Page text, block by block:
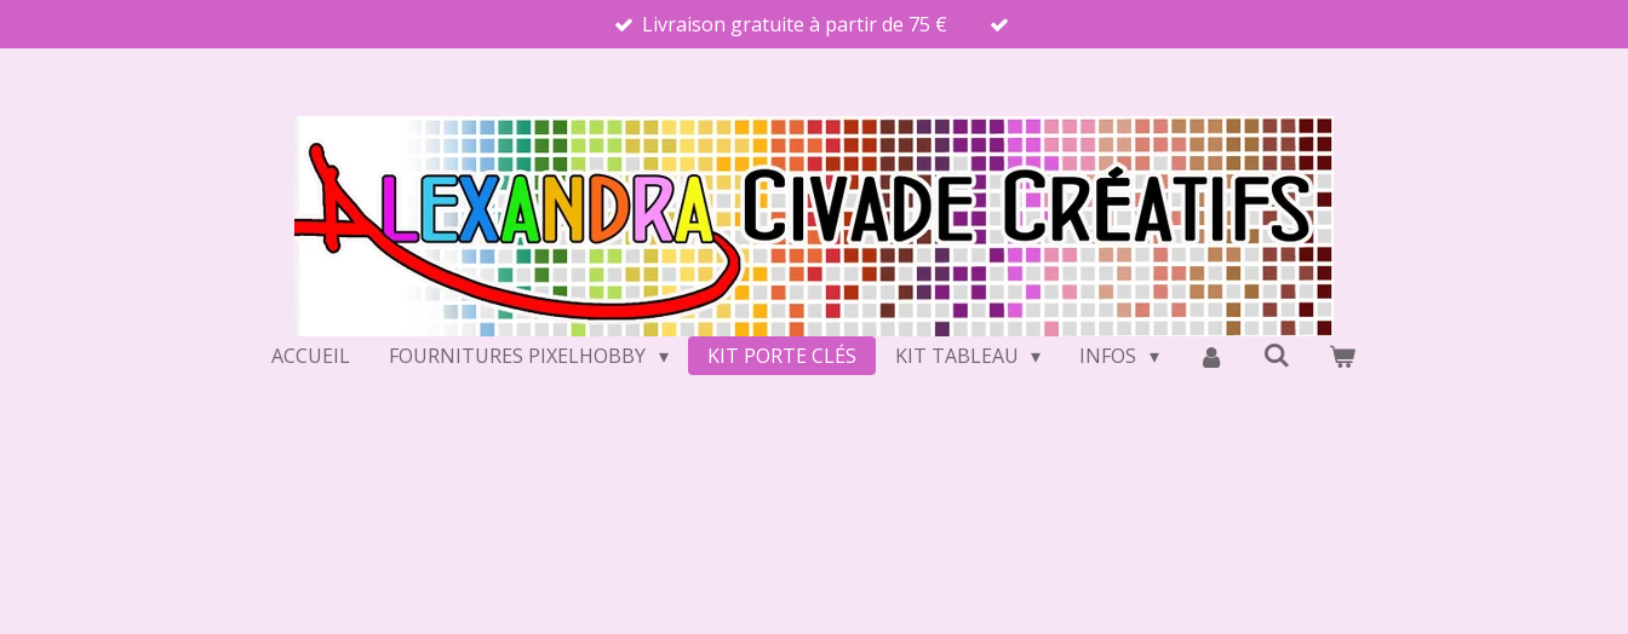
au
Livraison gratuite à partir de 75 €
ACCUEIL FOURNITURES PIXELHOBBY KIT PORTE CLÉS KIT TABLEAU INFOS